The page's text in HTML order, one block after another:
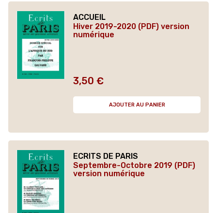
ACCUEIL
Hiver 2019-2020 (PDF) version
numérique
Prix
3,50 €
AJOUTER AU PANIER
ECRITS DE PARIS
Septembre-Octobre 2019 (PDF)
version numérique